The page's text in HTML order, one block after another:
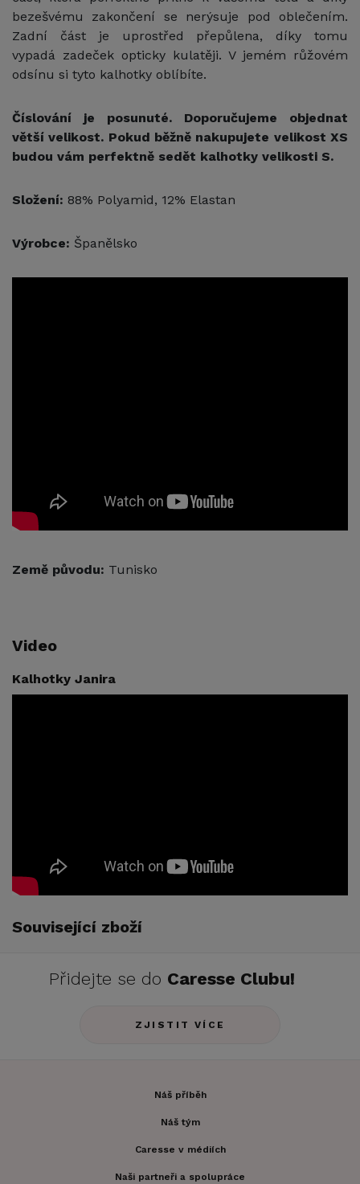
bezešvému zakončení se nerýsuje pod oblečením.
Zadní část je uprostřed přepůlena, díky tomu
vypadá zadeček opticky kulatěji. V jemém růžovém
odsínu si tyto kalhotky oblíbíte.
Číslování je posunuté. Doporučujeme objednat
větší velikost. Pokud běžně nakupujete velikost XS
budou vám perfektně sedět kalhotky velikosti S.
Složení: 88% Polyamid, 12% Elastan
Výrobce: Španělsko
Země původu: Tunisko
Video
Kalhotky Janira
Související zboží
Přidejte se do Caresse Clubu!
ZJISTIT VÍCE
Náš příběh
Náš tým
Caresse v médiích
Naši partneři a spolupráce